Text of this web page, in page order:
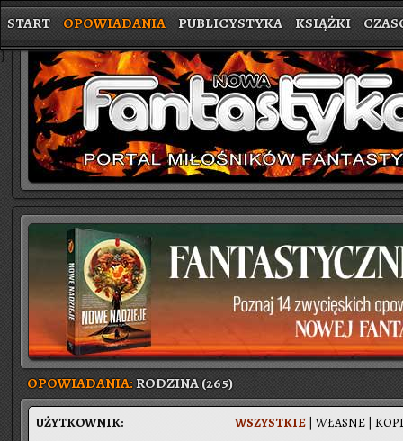
START OPOWIADANIA PUBLICYSTYKA KSIĄŻKI
}
OPOWIADANIA:RODZINA (265)
WSZYST­KIE |WŁA­SNE |
UŻYT­KOW­NIK: